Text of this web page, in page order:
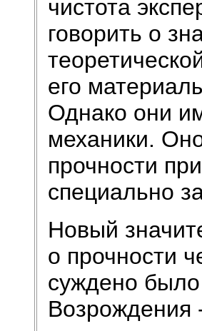
чистота
говорить о
его
Однако они
механики.
прочности
специально
Новый
о прочности
суждено
Возрождения